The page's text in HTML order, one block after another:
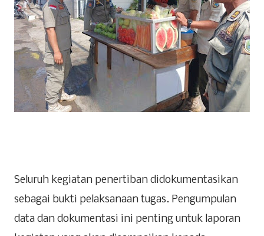
Seluruh kegiatan penertiban didokumentasikan
sebagai bukti pelaksanaan tugas. Pengumpulan
data dan dokumentasi ini penting untuk laporan